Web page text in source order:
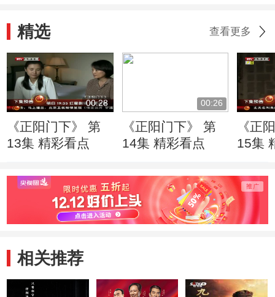
精选 查看更多
00:28
《正阳门下》 第
13集 精彩看点
00:26
《正阳门下》 第
14集 精彩看点
《正
15集
相关推荐